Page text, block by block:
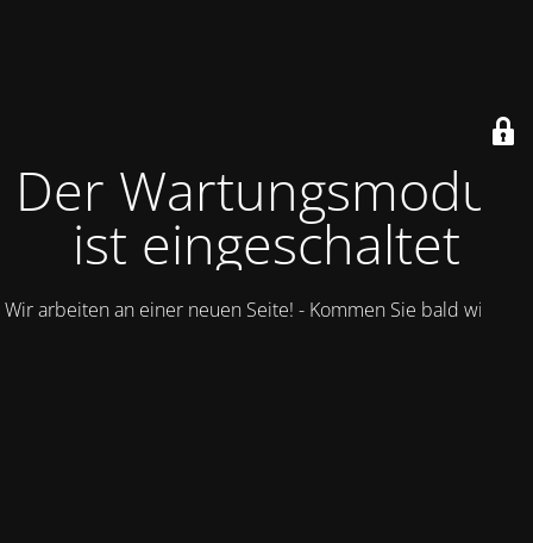
Der Wartungsmodus
ist eingeschaltet
Wir arbeiten an einer neuen Seite! - Kommen Sie bald wieder.